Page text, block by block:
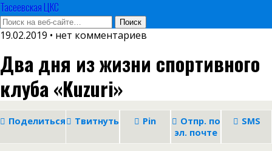
Тасеевская ЦКС
19.02.2019 • нет комментариев
Два дня из жизни спортивного
клуба «Kuzuri»
Поделиться Твитнуть Pin
Отпр. по
эл. почте
SMS